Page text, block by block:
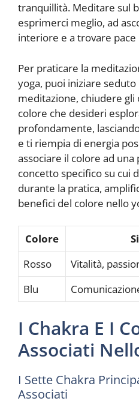
tranquillità. Meditare sul
esprimerci meglio, ad
interiore e a trovare
Per praticare la
yoga, puoi iniziare
meditazione, chiudere gli
colore che desideri
profondamente,
e ti riempia di energia
associare il colore ad
concetto specifico su cui
durante la pratica,
benefici del colore nello
Colore
Rosso
Vitalità,
Blu
I Chakra E I
Associati
I Sette Chakra
Associati